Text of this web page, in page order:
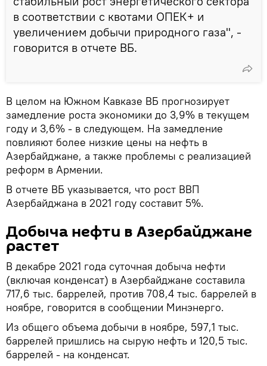
в соответствии с квотами ОПЕК+ и
увеличением добычи природного газа", -
говорится в отчете ВБ.
В целом на Южном Кавказе ВБ прогнозирует
замедление роста экономики до 3,9% в текущем
году и 3,6% - в следующем. На замедление
повлияют более низкие цены на нефть в
Азербайджане, а также проблемы с реализацией
реформ в Армении.
В отчете ВБ указывается, что рост ВВП
Азербайджана в 2021 году составит 5%.
Добыча нефти в Азербайджане
растет
В декабре 2021 года суточная добыча нефти
(включая конденсат) в Азербайджане составила
717,6 тыс. баррелей, против 708,4 тыс. баррелей в
ноябре, говорится в сообщении Минэнерго.
Из общего объема добычи в ноябре, 597,1 тыс.
баррелей пришлись на сырую нефть и 120,5 тыс.
баррелей - на конденсат.